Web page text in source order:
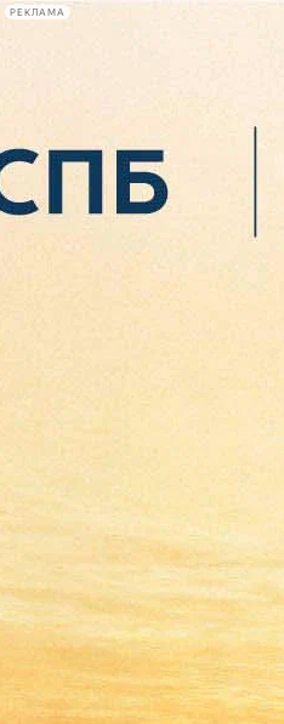
РЕКЛАМА
Сегодня:
2026.08.06
16:20